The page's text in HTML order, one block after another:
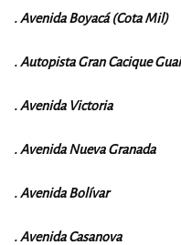
. Avenida Boyacá (Cota Mil)
. Autopista Gran Cacique
. Avenida Victoria
. Avenida Nueva Granada
. Avenida Bolívar
. Avenida Casanova